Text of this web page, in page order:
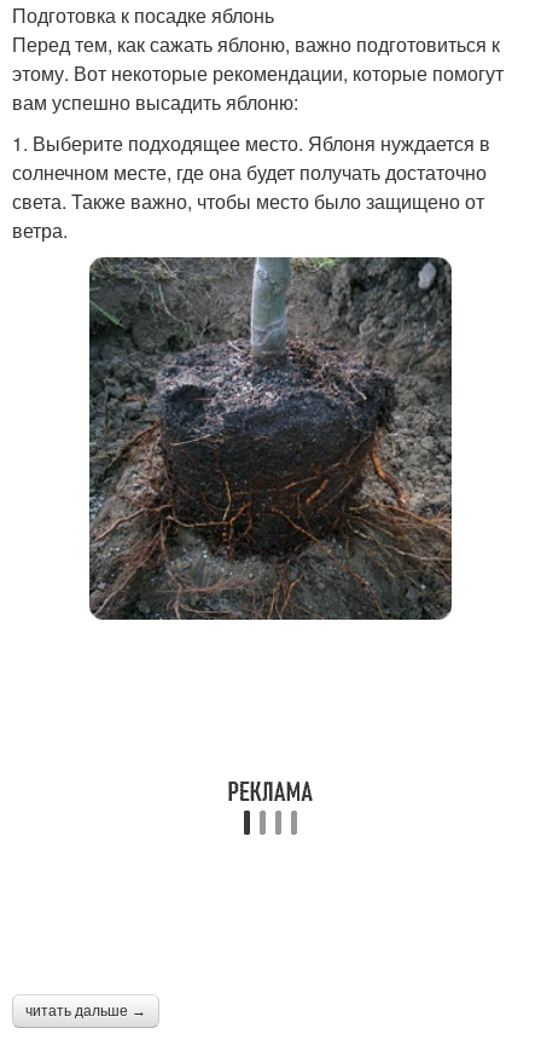
Подготовка к посадке яблонь
Перед тем, как сажать яблоню, важно подготовиться к
этому. Вот некоторые рекомендации, которые помогут
вам успешно высадить яблоню:
1. Выберите подходящее место. Яблоня нуждается в
солнечном месте, где она будет получать достаточно
света. Также важно, чтобы место было защищено от
ветра.
читать дальше →